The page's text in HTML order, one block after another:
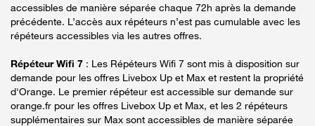
accessibles de manière séparée chaque 72h après la demande
précédente. L’accès aux répéteurs n’est pas cumulable avec les
répéteurs accessibles via les autres offres.
Répéteur Wifi 7 : Les Répéteurs Wifi 7 sont mis à disposition sur
demande pour les offres Livebox Up et Max et restent la propriété
d'Orange. Le premier répéteur est accessible sur demande sur
orange.fr pour les offres Livebox Up et Max, et les 2 répéteurs
supplémentaires sur Max sont accessibles de manière séparée